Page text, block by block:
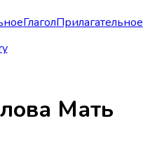
ГлаголПрилагательное
Мать